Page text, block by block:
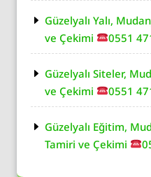
Güzelyalı Yalı,
ve Çekimi
0551
Güzelyalı Siteler,
ve Çekimi
0551
Güzelyalı Eğitim,
Tamiri ve Çekimi